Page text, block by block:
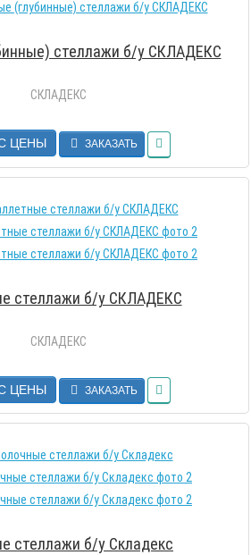
стеллажи б/у СКЛАДЕКС
СКЛАДЕКС
ЦЕНЫ ЗАКАЗАТЬ
стеллажи б/у СКЛАДЕКС
СКЛАДЕКС
ЦЕНЫ ЗАКАЗАТЬ
стеллажи б/у Складекс